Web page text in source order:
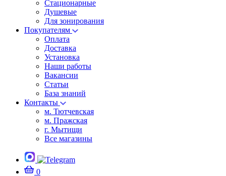
Стационарные
Душевые
Для зонирования
Покупателям
Оплата
Доставка
Установка
Наши работы
Вакансии
Статьи
База знаний
Контакты
м. Тютчевская
м. Пражская
г. Мытищи
Все магазины
0